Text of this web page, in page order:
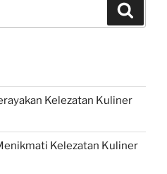
Kelezatan Kuliner
Kelezatan Kuliner